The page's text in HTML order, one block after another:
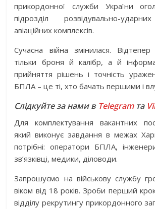
прикордонної служби України
підрозділ розвідувально-
авіаційних комплексів.
Сучасна війна змінилася.
тільки броня й калібр, а й
прийняття рішень і точність
БПЛА – це ті, хто бачать першими і
Слідкуйте за нами в Telegramта
Для комплектування вакантних
який виконує завдання в межах
потрібні: оператори БПЛА,
зв’язківці, медики, діловоди.
Запрошуємо на військову службу
віком від 18 років. Зроби перший
відділу рекрутингу прикордонного